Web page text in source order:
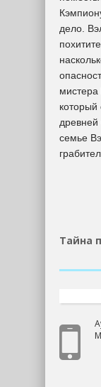
дело.
который
семье
Тайна